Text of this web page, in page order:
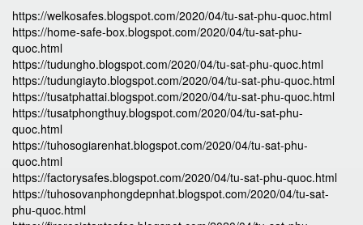
https://welkosafes.blogspot.com/2020/04/tu-sat-phu-quoc.html
https://home-safe-box.blogspot.com/2020/04/tu-sat-phu-
quoc.html
https://tudungho.blogspot.com/2020/04/tu-sat-phu-quoc.html
https://tudungiayto.blogspot.com/2020/04/tu-sat-phu-quoc.html
https://tusatphattai.blogspot.com/2020/04/tu-sat-phu-quoc.html
https://tusatphongthuy.blogspot.com/2020/04/tu-sat-phu-
quoc.html
https://tuhosogiarenhat.blogspot.com/2020/04/tu-sat-phu-
quoc.html
https://factorysafes.blogspot.com/2020/04/tu-sat-phu-quoc.html
https://tuhosovanphongdepnhat.blogspot.com/2020/04/tu-sat-
phu-quoc.html